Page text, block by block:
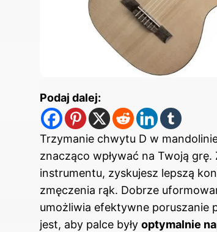
Podaj dalej:
Trzymanie chwytu D w
znacząco wpływać na Twoją
instrumentu, zyskujesz lepszą
zmęczenia rąk. Dobrze
umożliwia efektywne poruszanie
jest, aby palce były optymalnie